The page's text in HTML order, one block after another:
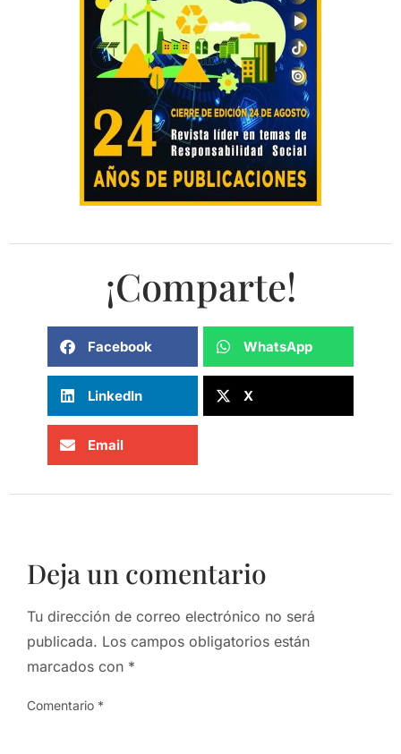
¡Comparte!
Facebook WhatsApp
LinkedIn X
Email
Deja un comentario
Tu dirección de correo electrónico no será
publicada. Los campos obligatorios están
marcados con *
Comentario *